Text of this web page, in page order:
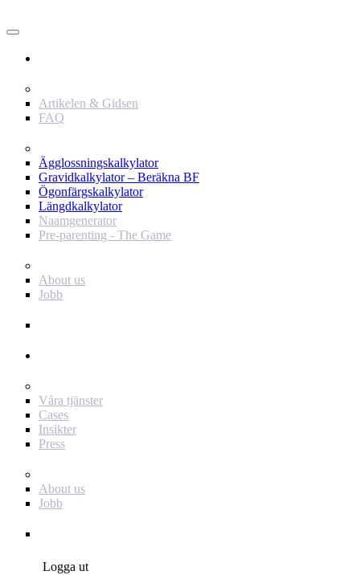
Artikelen & Gidsen
FAQ
Ägglossningskalkylator
Gravidkalkylator – Beräkna BF
Ögonfärgskalkylator
Längdkalkylator
Naamgenerator
Pre-parenting - The Game
About us
Jobb
Våra tjänster
Cases
Insikter
Press
About us
Jobb
Logga ut